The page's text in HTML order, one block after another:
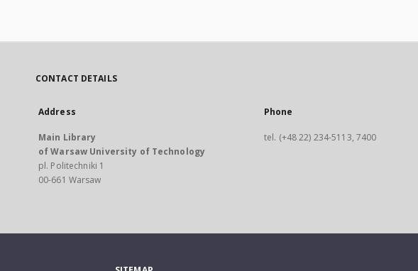
CONTACT DETAILS
Address
Main Library
of Warsaw University of Technology
pl. Politechniki 1
00-661 Warsaw
Phone
tel. (+48 22) 234-5113, 7400